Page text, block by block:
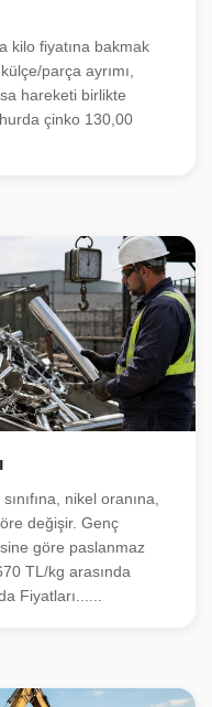
kilo fiyatına bakmak
parça ayrımı,
hareketi birlikte
çinko 130,00
nikel oranına,
değişir. Genç
göre paslanmaz
TL/kg arasında
Fiyatları......